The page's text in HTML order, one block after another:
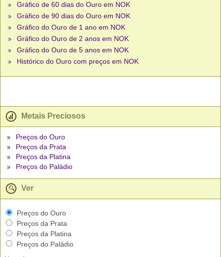
Gráfico de 60 dias do Ouro em NOK
Gráfico de 90 dias do Ouro em NOK
Gráfico do Ouro de 1 ano em NOK
Gráfico do Ouro de 2 anos em NOK
Gráfico do Ouro de 5 anos em NOK
Histórico do Ouro com preços em NOK
Metais Preciosos
Preços do Ouro
Preços da Prata
Preços da Platina
Preços do Paládio
Ver
Preços do Ouro
Preços da Prata
Preços da Platina
Preços do Paládio